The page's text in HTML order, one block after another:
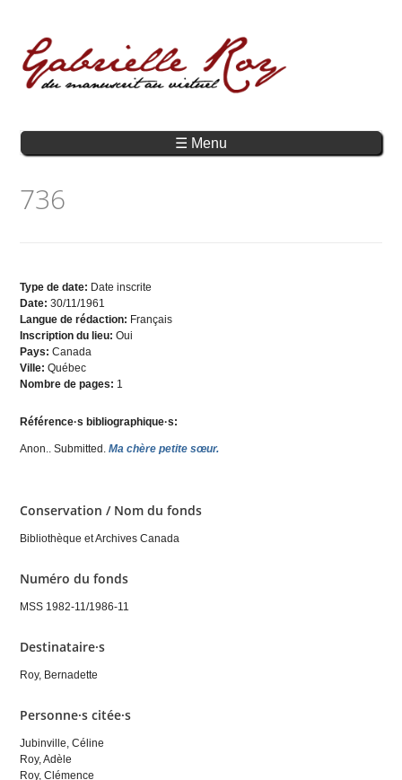
☰ Menu
736
Type de date: Date inscrite
Date:30/11/1961
Langue de rédaction: Français
Inscription du lieu:Oui
Pays:Canada
Ville:Québec
Nombre de pages: 1
Référence·s bibliographique·s:
Anon.. Submitted.Ma chère petite sœur.
Conservation / Nom du fonds
Bibliothèque et Archives Canada
Numéro du fonds
MSS 1982-11/1986-11
Destinataire·s
Roy, Bernadette
Personne·s citée·s
Jubinville, Céline
Roy, Adèle
Roy, Clémence